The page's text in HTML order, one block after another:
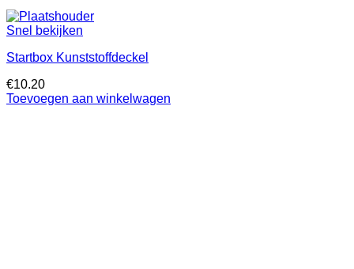
Snel bekijken
Startbox Kunststoffdeckel
€10.20
Toevoegen aan winkelwagen